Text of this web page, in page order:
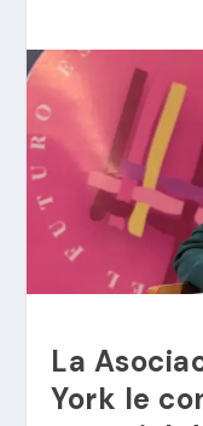
La
York le